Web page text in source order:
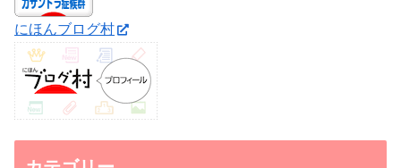
にほんブログ村